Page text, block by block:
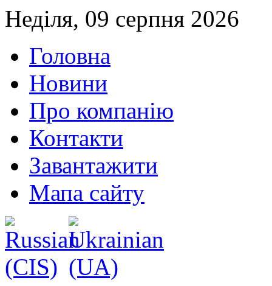
Неділя, 09 серпня 2026
Головна
Новини
Про компанію
Контакти
Завантажити
Мапа сайту